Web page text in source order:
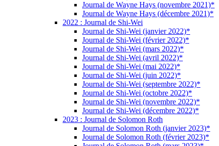
Journal de Wayne Hays (novembre 2021)*
Journal de Wayne Hays (décembre 2021)*
2022 : Journal de Shi-Wei
Journal de Shi-Wei (janvier 2022)*
Journal de Shi-Wei (février 2022)*
Journal de Shi-Wei (mars 2022)*
Journal de Shi-Wei (avril 2022)*
Journal de Shi-Wei (mai 2022)*
Journal de Shi-Wei (juin 2022)*
Journal de Shi-Wei (septembre 2022)*
Journal de Shi-Wei (octobre 2022)*
Journal de Shi-Wei (novembre 2022)*
Journal de Shi-Wei (décembre 2022)*
2023 : Journal de Solomon Roth
Journal de Solomon Roth (janvier 2023)*
Journal de Solomon Roth (février 2023)*